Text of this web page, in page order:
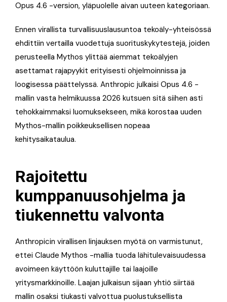
Opus 4.6 -version, yläpuolelle aivan uuteen kategoriaan.
Ennen virallista turvallisuuslausuntoa tekoäly-yhteisössä
ehdittiin vertailla vuodettuja suorituskykytestejä, joiden
perusteella Mythos ylittää aiemmat tekoälyjen
asettamat rajapyykit erityisesti ohjelmoinnissa ja
loogisessa päättelyssä. Anthropic julkaisi Opus 4.6 -
mallin vasta helmikuussa 2026 kutsuen sitä siihen asti
tehokkaimmaksi luomuksekseen, mikä korostaa uuden
Mythos-mallin poikkeuksellisen nopeaa
kehitysaikataulua.
Rajoitettu
kumppanuusohjelma ja
tiukennettu valvonta
Anthropicin virallisen linjauksen myötä on varmistunut,
ettei Claude Mythos -mallia tuoda lähitulevaisuudessa
avoimeen käyttöön kuluttajille tai laajoille
yritysmarkkinoille. Laajan julkaisun sijaan yhtiö siirtää
mallin osaksi tiukasti valvottua puolustuksellista